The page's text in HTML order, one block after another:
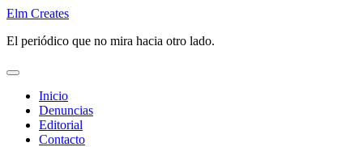
Saltar
contenido
Elm Creates
El periódico que no mira hacia otro lado.
Inicio
Denuncias
Editorial
Contacto